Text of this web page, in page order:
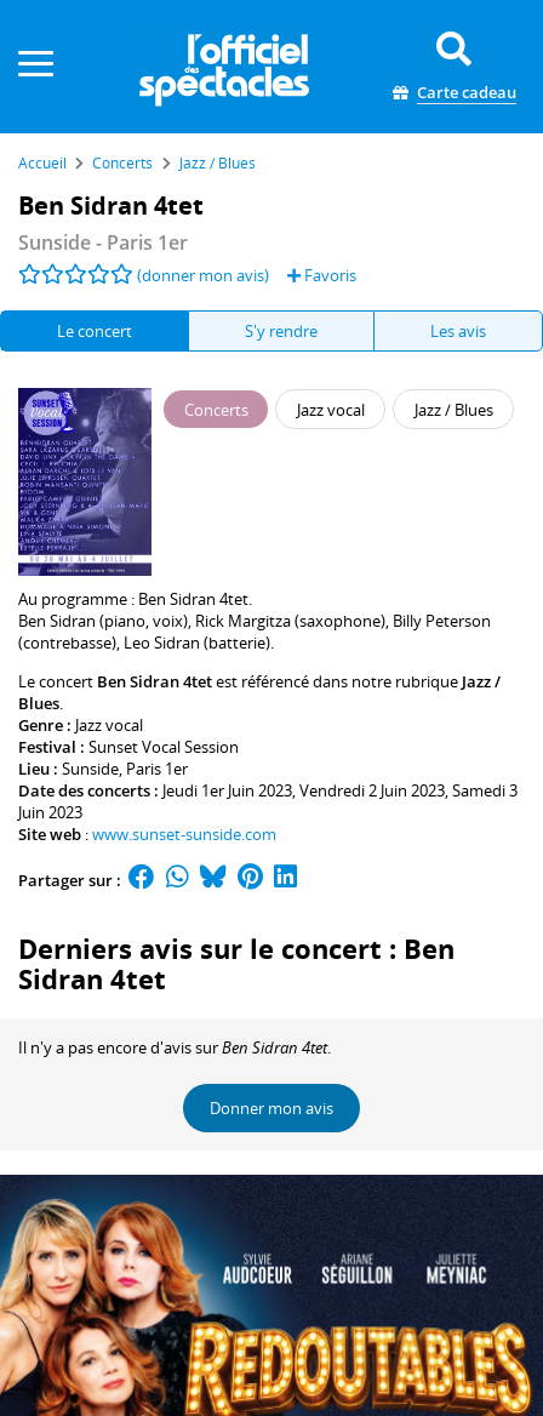
Carte cadeau
Accueil Concerts Jazz / Blues
Ben Sidran 4tet
Sunside- Paris 1er
(donner mon avis) Favoris
Le concert S'y rendre Les avis
Concerts Jazz vocal Jazz / Blues
Au programme : Ben Sidran 4tet.
Ben Sidran (piano, voix), Rick Margitza(saxophone), Billy Peterson
(contrebasse), Leo Sidran (batterie).
Le concert Ben Sidran 4tetest référencé dans notre rubrique Jazz /
Blues.
Genre : Jazz vocal
Festival : Sunset Vocal Session
Lieu : Sunside, Paris 1er
Date des concerts : Jeudi 1er Juin 2023, Vendredi 2 Juin 2023, Samedi 3
Juin 2023
Site web :www.sunset-sunside.com
Partager sur :
Derniers avis sur le concert : Ben
Sidran 4tet
Il n'y a pas encore d'avis surBen Sidran 4tet.
Donner mon avis